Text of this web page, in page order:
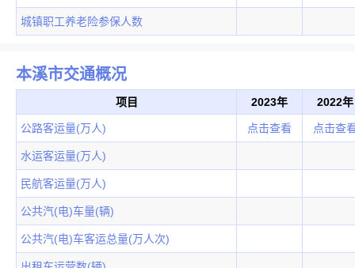
城镇职工养老险参保人数
本溪市交通概况
项目 2023年 2022年
公路客运量(万人) 点击查看 点击查
水运客运量(万人)
民航客运量(万人)
公共汽(电)车量(辆)
公共汽(电)车客运总量(万人次)